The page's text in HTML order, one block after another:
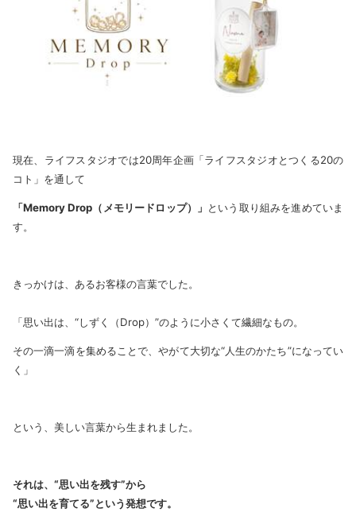
現在、ライフスタジオでは20周年企画「ライフスタジオとつくる20の
コト」を通して
「Memory Drop（メモリードロップ）」 という取り組みを進めていま
す。
きっかけは、あるお客様の言葉でした。
「思い出は、“しずく（Drop）”のように小さくて繊細なもの。
その一滴一滴を集めることで、やがて大切な“人生のかたち”になってい
く」
という、美しい言葉から生まれました。
それは、“思い出を残す”から
“思い出を育てる”という発想です。